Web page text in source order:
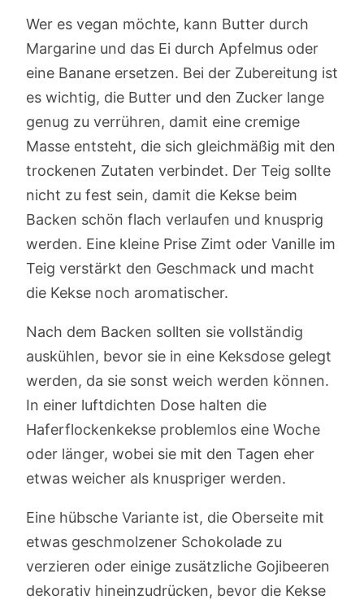
Wer es vegan möchte, kann Butter durch
Margarine und das Ei durch Apfelmus oder
eine Banane ersetzen. Bei der Zubereitung ist
es wichtig, die Butter und den Zucker lange
genug zu verrühren, damit eine cremige
Masse entsteht, die sich gleichmäßig mit den
trockenen Zutaten verbindet. Der Teig sollte
nicht zu fest sein, damit die Kekse beim
Backen schön flach verlaufen und knusprig
werden. Eine kleine Prise Zimt oder Vanille im
Teig verstärkt den Geschmack und macht
die Kekse noch aromatischer.
Nach dem Backen sollten sie vollständig
auskühlen, bevor sie in eine Keksdose gelegt
werden, da sie sonst weich werden können.
In einer luftdichten Dose halten die
Haferflockenkekse problemlos eine Woche
oder länger, wobei sie mit den Tagen eher
etwas weicher als knuspriger werden.
Eine hübsche Variante ist, die Oberseite mit
etwas geschmolzener Schokolade zu
verzieren oder einige zusätzliche Gojibeeren
dekorativ hineinzudrücken, bevor die Kekse